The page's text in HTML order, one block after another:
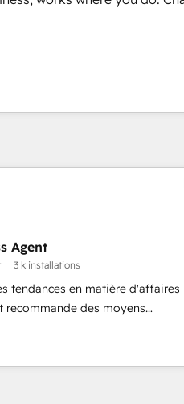
Agent
3 k installations
tendances en matière d'affaires
recommande des moyens